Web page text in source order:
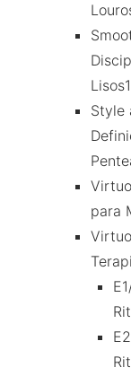
Lisos
Style
para